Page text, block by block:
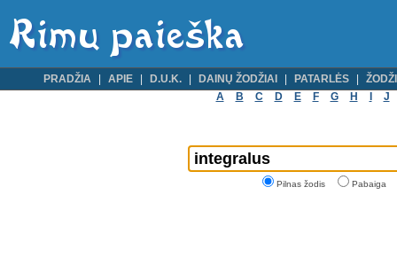
PRADŽIA APIE D.U.K. DAINŲ ŽODŽIAI PATARLĖS
A
B C D E F G H J
Pilnas žodis Pabaiga